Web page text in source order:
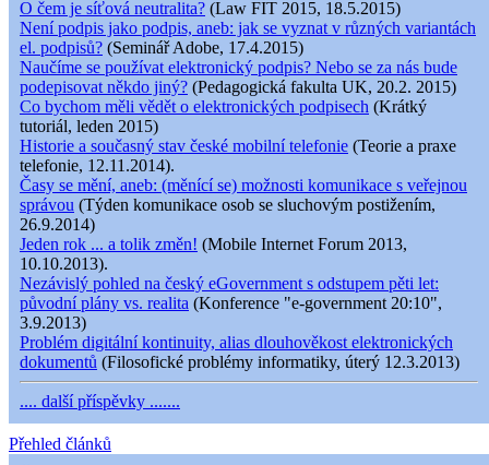
O čem je síťová neutralita? (Law FIT 2015, 18.5.2015)
Není podpis jako podpis, aneb: jak se vyznat v různých variantách
el. podpisů? (Seminář Adobe, 17.4.2015)
Naučíme se používat elektronický podpis? Nebo se za nás bude
podepisovat někdo jiný? (Pedagogická fakulta UK, 20.2. 2015)
Co bychom měli vědět o elektronických podpisech (Krátký
tutoriál, leden 2015)
Historie a současný stav české mobilní telefonie (Teorie a praxe
telefonie, 12.11.2014).
Časy se mění, aneb: (měnící se) možnosti komunikace s veřejnou
správou (Týden komunikace osob se sluchovým postižením,
26.9.2014)
Jeden rok ... a tolik změn! (Mobile Internet Forum 2013,
10.10.2013).
Nezávislý pohled na český eGovernment s odstupem pěti let:
původní plány vs. realita (Konference "e-government 20:10",
3.9.2013)
Problém digitální kontinuity, alias dlouhověkost elektronických
dokumentů (Filosofické problémy informatiky, úterý 12.3.2013)
.... další příspěvky .......
Přehled článků